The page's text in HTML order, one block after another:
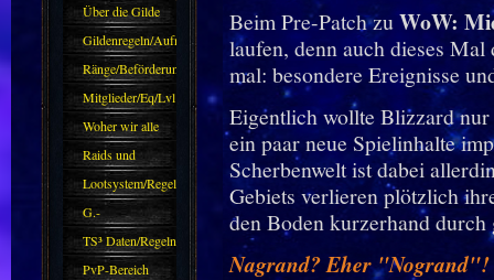
Über die Gilde
(DAW)
Gildenregeln/Aufnahme
Ränge/Beförderungen
Mitglieder/Eq/Lvl
Woher wir alle
kommen.
Raids und
Zubehör
Lootsystem/Regeln
G.-
Sparkasse/Goldleihen
TS³ Daten/Regeln
PvP-Bereich
Beim Pre-Patch zuWoW:
laufen, denn auch dieses
mal: besondere Ereignisse
Eigentlich wollte Blizzard
ein paar neue Spielinhalte
Scherbenwelt ist dabei
Gebiets verlieren plötzlich
den Boden kurzerhand durch
Nagrand? Eher "Nogrand"!